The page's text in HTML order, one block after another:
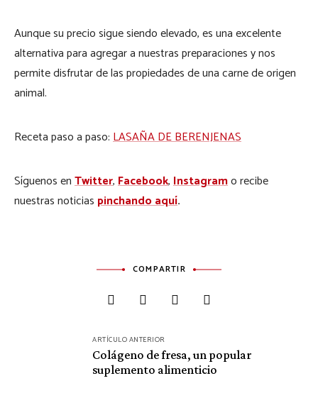
Aunque su precio sigue siendo elevado, es una excelente
alternativa para agregar a nuestras preparaciones y nos
permite disfrutar de las propiedades de una carne de origen
animal.
Receta paso a paso:LASAÑA DE BERENJENAS
Síguenos enTwitter,Facebook,Instagramo recibe
nuestras noticias pinchando aquí.
COMPARTIR
ARTÍCULO ANTERIOR
Colágeno de fresa, un popular
suplemento alimenticio